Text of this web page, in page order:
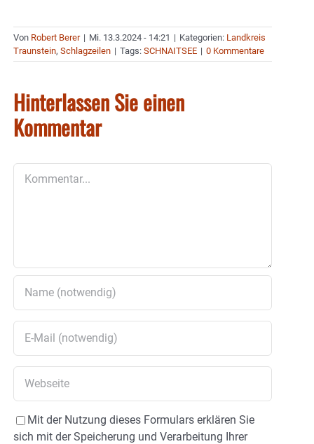
Von Robert Berer | Mi. 13.3.2024 - 14:21 | Kategorien: Landkreis
Traunstein, Schlagzeilen | Tags: SCHNAITSEE | 0 Kommentare
Hinterlassen Sie einen
Kommentar
Mit der Nutzung dieses Formulars erklären Sie
sich mit der Speicherung und Verarbeitung Ihrer